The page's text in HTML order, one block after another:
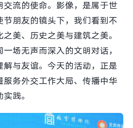
交流的使命。影像，是属于世
节朋友的镜头下，我们看到不
美、历史之美与建筑之美。
场无声而深入的文明对话，
解与友谊。今天的活动，正是
服务外交工作大局、传播中华
践。